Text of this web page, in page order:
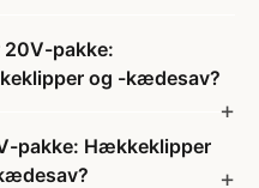
20V-pakke:
og -kædesav?
pakke: Hækkeklipper